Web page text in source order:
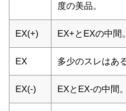
度の美品。
EX(+) EX+とEXの中間。
EX 多少のスレはあ
EX(-) EXとEX-の中間。